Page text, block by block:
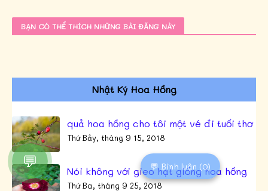
BẠN CÓ THỂ THÍCH NHỮNG BÀI ĐĂNG NÀY
Nhật Ký Hoa Hồng
quả hoa hồng cho tôi một vé đi tuổi thơ
Thứ Bảy, tháng 9 15, 2018
Nói không với gieo hạt giống hoa hồng
Thứ Ba, tháng 9 25, 2018
💬 💬 Bình luận (0)